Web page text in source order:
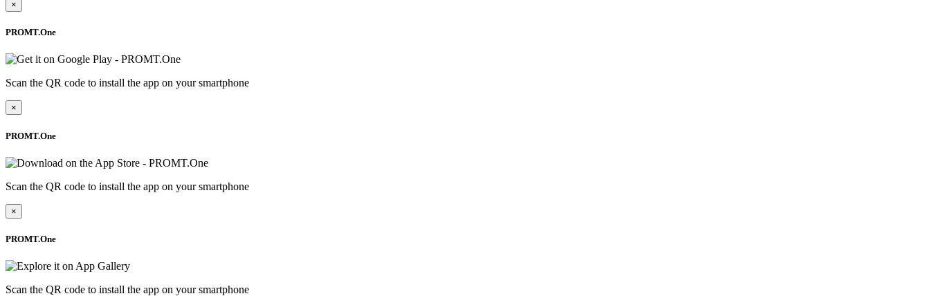
×
PROMT.One
Scan the QR code to install the app on your smartphone
×
PROMT.One
Scan the QR code to install the app on your smartphone
×
PROMT.One
Scan the QR code to install the app on your smartphone